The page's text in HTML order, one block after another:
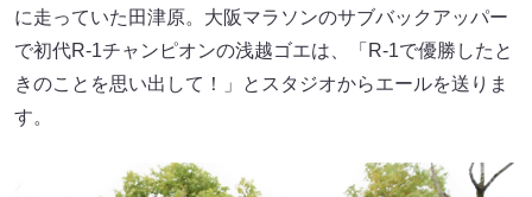
に走っていた田津原。大阪マラソンのサブバックアッパー
で初代R-1チャンピオンの浅越ゴエは、「R-1で優勝したと
きのことを思い出して！」とスタジオからエールを送りま
す。